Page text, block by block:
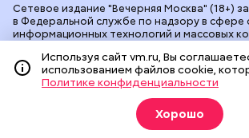
Сетевое издание "Вечерняя Москва" (18+)
в Федеральной службе по надзору в сфере
информационных технологий и массовых
90524 от 09.12.2025. Учредитель: АО
"Вечерняя Москва". Главный редактор vm.ru
Геннадьевич Глуходедов. Адрес редакции:
Бумажный пр-д, д. 14, стр. 2. Телефон:
. Почта для связи с
Используя сайт vm.ru, Вы
использованием файлов cookie,
Политике конфиденциальности
Хорошо